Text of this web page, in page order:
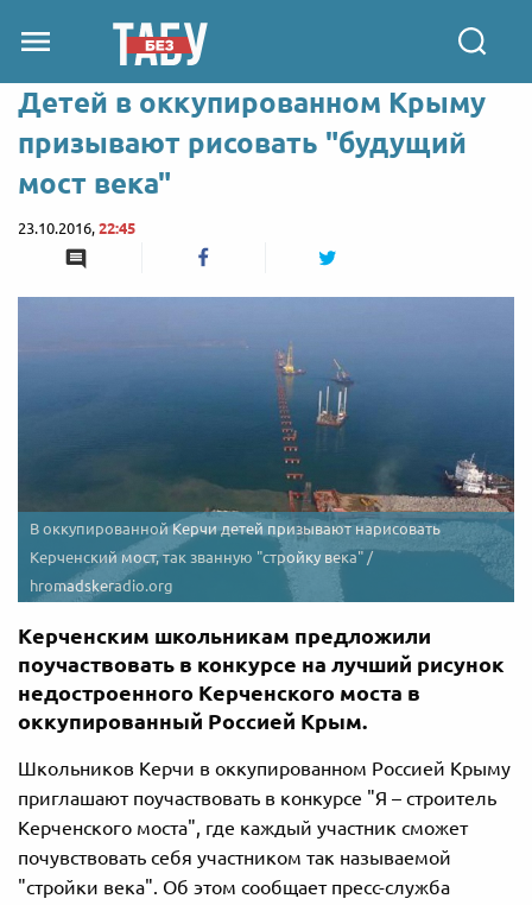
Детей в оккупированном Крыму
призывают рисовать "будущий
мост века"
23.10.2016, 22:45
В оккупированной Керчи детей призывают нарисовать
Керченский мост, так званную "стройку века" /
hromadskeradio.org
Керченским школьникам предложили
поучаствовать в конкурсе на лучший рисунок
недостроенного Керченского моста в
оккупированный Россией Крым.
Школьников Керчи в оккупированном Россией Крыму
приглашают поучаствовать в конкурсе "Я – строитель
Керченского моста", где каждый участник сможет
почувствовать себя участником так называемой
"стройки века". Об этом сообщает пресс-служба